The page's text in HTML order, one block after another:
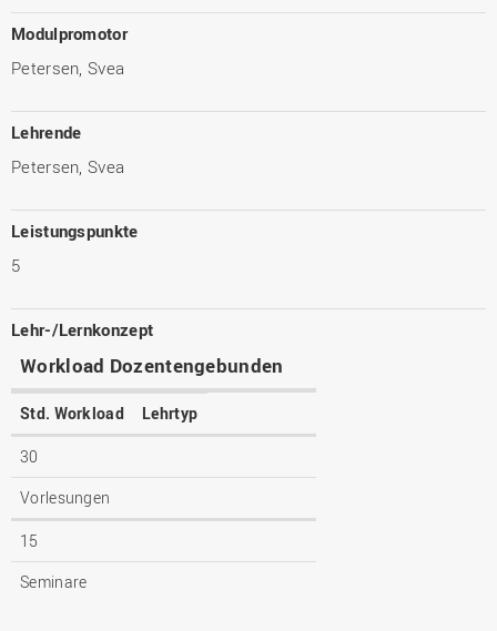
Modulpromotor
Petersen, Svea
Lehrende
Petersen, Svea
Leistungspunkte
5
Lehr-/Lernkonzept
Workload Dozentengebunden
Std. Workload Lehrtyp
30
Vorlesungen
15
Seminare